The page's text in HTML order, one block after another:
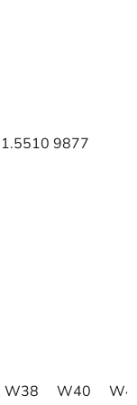
9877
W38 W40